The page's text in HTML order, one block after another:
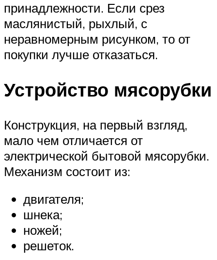
принадлежности. Если срез
маслянистый, рыхлый, с
неравномерным рисунком, то от
покупки лучше отказаться.
Устройство мясорубки
Конструкция, на первый взгляд,
мало чем отличается от
электрической бытовой мясорубки.
Механизм состоит из:
двигателя;
шнека;
ножей;
решеток.